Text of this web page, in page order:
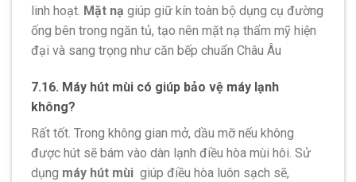
linh hoạt. Mặt nạ giúp giữ kín toàn bộ dụng cụ đường
ống bên trong ngăn tủ, tạo nên mặt nạ thẩm mỹ hiện
đại và sang trọng như căn bếp chuẩn Châu Âu
7.16. Máy hút mùi có giúp bảo vệ máy lạnh
không?
Rất tốt. Trong không gian mở, dầu mỡ nếu không
được hút sẽ bám vào dàn lạnh điều hòa mùi hôi. Sử
dụng máy hút mùi giúp điều hòa luôn sạch sẽ,